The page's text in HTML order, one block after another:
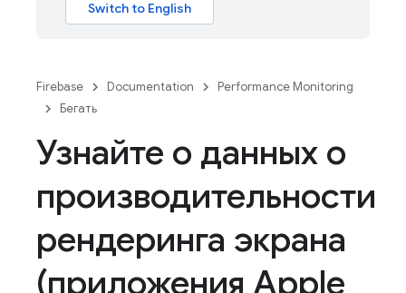
Firebase Documentation
Performance Monitoring
Бегать
Узнайте о данных о
производительности
рендеринга экрана
(приложения Apple